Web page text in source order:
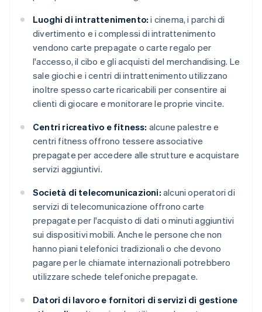
Luoghi di intrattenimento: i cinema, i parchi di
divertimento e i complessi di intrattenimento
vendono carte prepagate o carte regalo per
l'accesso, il cibo e gli acquisti del merchandising. Le
sale giochi e i centri di intrattenimento utilizzano
inoltre spesso carte ricaricabili per consentire ai
clienti di giocare e monitorare le proprie vincite.
Centri ricreativo e fitness: alcune palestre e
centri fitness offrono tessere associative
prepagate per accedere alle strutture e acquistare
servizi aggiuntivi.
Società di telecomunicazioni: alcuni operatori di
servizi di telecomunicazione offrono carte
prepagate per l'acquisto di dati o minuti aggiuntivi
sui dispositivi mobili. Anche le persone che non
hanno piani telefonici tradizionali o che devono
pagare per le chiamate internazionali potrebbero
utilizzare schede telefoniche prepagate.
Datori di lavoro e fornitori di servizi di gestione